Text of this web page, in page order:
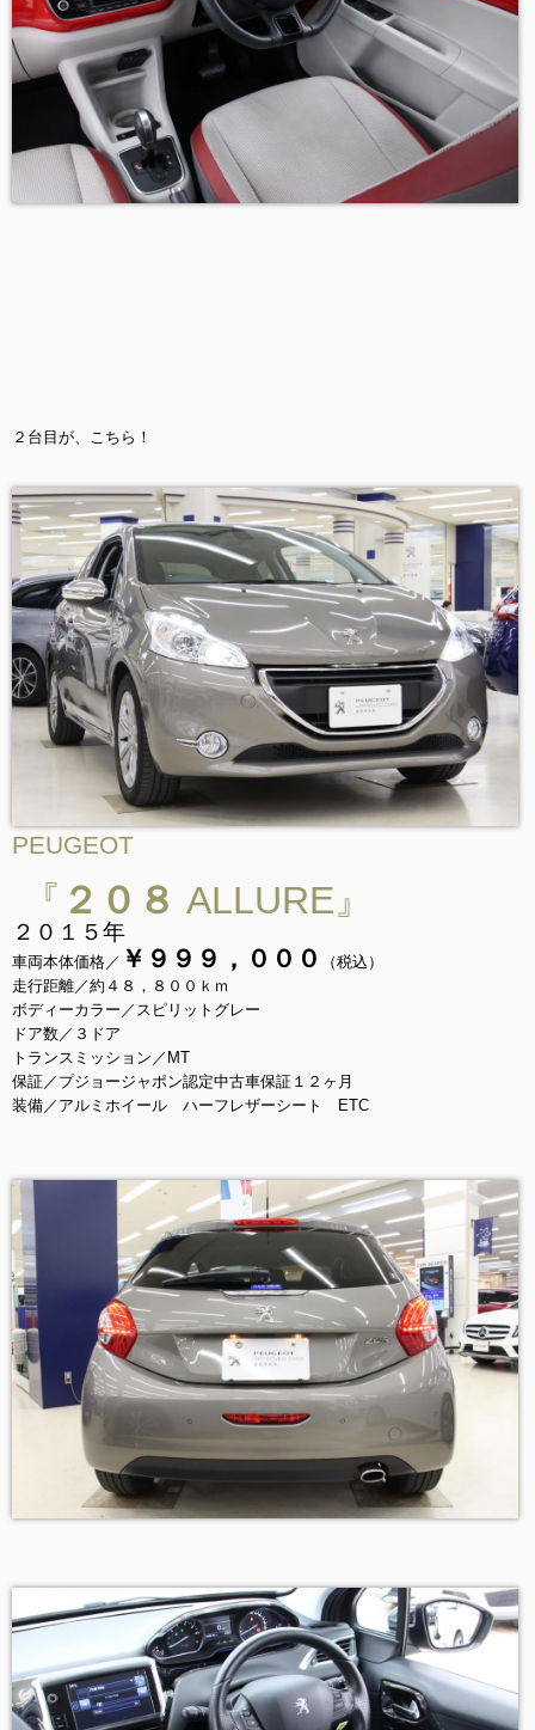
２台目が、こちら！
PEUGEOT
『 ２０８ ALLURE』
２０１５年
車両本体価格／ ￥９９９，０００
（税込）
走行距離／約４８，８００ｋｍ
ボディーカラー／スピリットグレー
ドア数／３ドア
トランスミッション／MT
保証／プジョージャポン認定中古車保証１２ヶ月
装備／アルミホイール ハーフレザーシート ETC